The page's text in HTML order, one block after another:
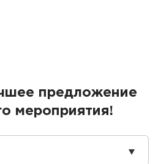
предложение
мероприятия!